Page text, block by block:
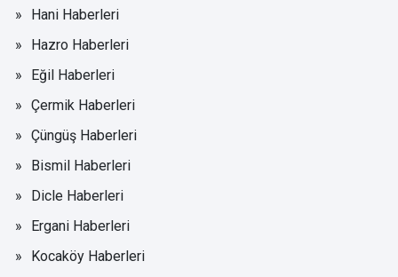
Hani Haberleri
Hazro Haberleri
Eğil Haberleri
Çermik Haberleri
Çüngüş Haberleri
Bismil Haberleri
Dicle Haberleri
Ergani Haberleri
Kocaköy Haberleri